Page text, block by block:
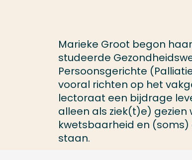
Marieke Groot begon
studeerde
Persoonsgerichte
vooral richten op het
lectoraat een bijdrage
alleen als ziek(t)e) gezien
kwetsbaarheid en
staan.